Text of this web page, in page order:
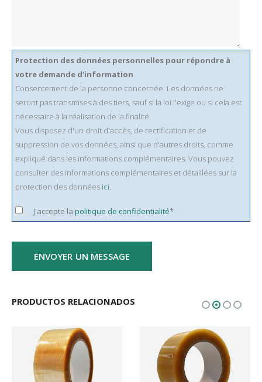
Protection des données personnelles pour répondre à
votre demande d'information
Consentement de la personne concernée. Les données ne
seront pas transmises à des tiers, sauf si la loi l'exige ou si cela est
nécessaire à la réalisation de la finalité.
Vous disposez d'un droit d'accès, de rectification et de
suppression de vos données, ainsi que d'autres droits, comme
expliqué dans les informations complémentaires. Vous pouvez
consulter des informations complémentaires et détaillées sur la
protection des données ici.
J'accepte la politique de confidentialité*
PRODUCTOS RELACIONADOS